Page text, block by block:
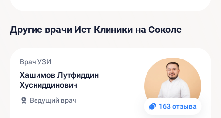
Другие врачи Ист Клиники на Соколе
163 отзыва
Врач УЗИ
Хашимов Лутфиддин
Хусниддинович
Ведущий врач